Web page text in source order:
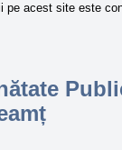
pe acest site este